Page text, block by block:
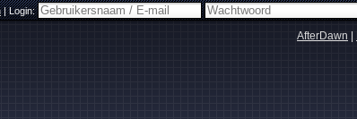
|Login:
AfterDawn